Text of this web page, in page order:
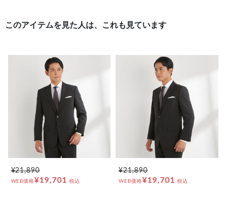
このアイテムを見た人は、これも見ています
¥21,890
WEB価格¥19,701 税込
¥21,890
WEB価格¥19,701 税込